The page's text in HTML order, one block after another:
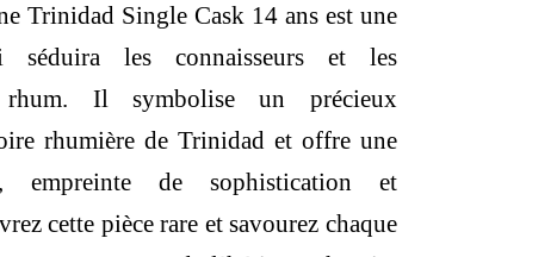
Trinidad Single Cask 14 ans est une
les connaisseurs et les
rhum. Il symbolise un précieux
rhumière de Trinidad et offre une
empreinte de sophistication et
cette pièce rare et savourez chaque